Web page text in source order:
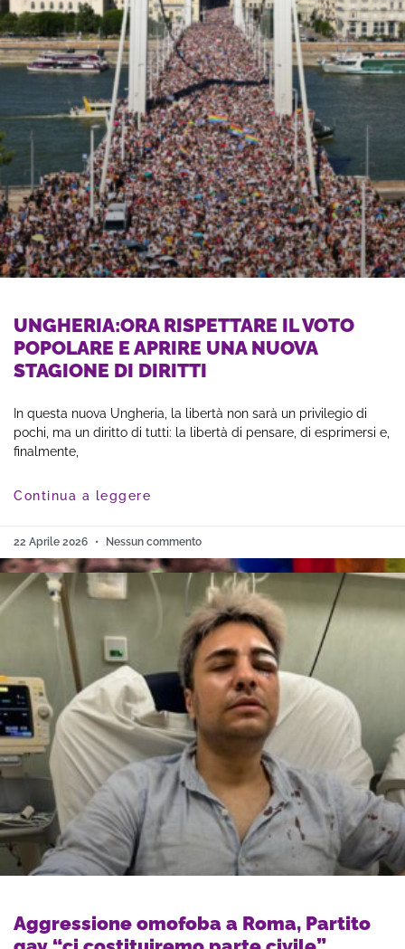
UNGHERIA:ORA RISPETTARE IL VOTO
POPOLARE E APRIRE UNA NUOVA
STAGIONE DI DIRITTI
In questa nuova Ungheria, la libertà non sarà un privilegio di
pochi, ma un diritto di tutti: la libertà di pensare, di esprimersi e,
finalmente,
Continua a leggere
22 Aprile 2026 Nessun commento
Aggressione omofoba a Roma, Partito